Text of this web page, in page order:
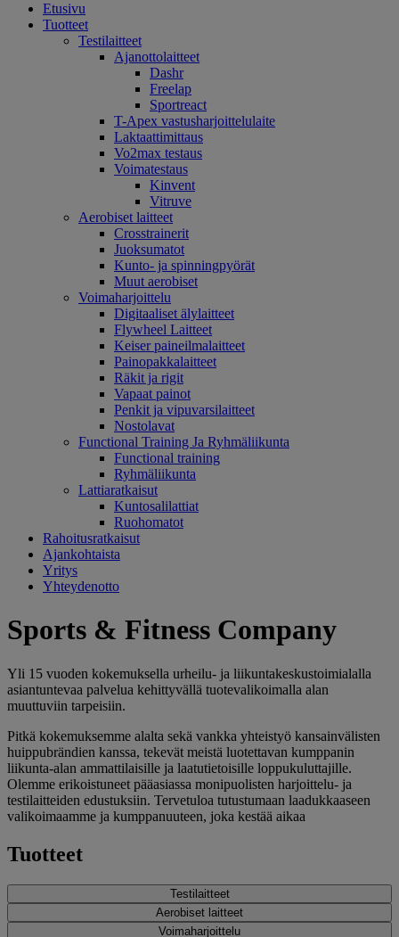
Etusivu
Tuotteet
Testilaitteet
Ajanottolaitteet
Dashr
Freelap
Sportreact
T-Apex vastusharjoittelulaite
Laktaattimittaus
Vo2max testaus
Voimatestaus
Kinvent
Vitruve
Aerobiset laitteet
Crosstrainerit
Juoksumatot
Kunto- ja spinningpyörät
Muut aerobiset
Voimaharjoittelu
Digitaaliset älylaitteet
Flywheel Laitteet
Keiser paineilmalaitteet
Painopakkalaitteet
Räkit ja rigit
Vapaat painot
Penkit ja vipuvarsilaitteet
Nostolavat
Functional Training Ja Ryhmäliikunta
Functional training
Ryhmäliikunta
Lattiaratkaisut
Kuntosalilattiat
Ruohomatot
Rahoitusratkaisut
Ajankohtaista
Yritys
Yhteydenotto
Sports & Fitness Company
Yli 15 vuoden kokemuksella urheilu- ja liikuntakeskustoimialalla
asiantuntevaa palvelua kehittyvällä tuotevalikoimalla alan
muuttuviin tarpeisiin.
Pitkä kokemuksemme alalta sekä vankka yhteistyö kansainvälisten
huippubrändien kanssa, tekevät meistä luotettavan kumppanin
liikunta-alan ammattilaisille ja laatutietoisille loppukuluttajille.
Olemme erikoistuneet pääasiassa monipuolisten harjoittelu- ja
testilaitteiden edustuksiin. Tervetuloa tutustumaan laadukkaaseen
valikoimaamme ja kumppanuuteen, joka kestää aikaa
Tuotteet
Testilaitteet
Aerobiset laitteet
Voimaharjoittelu